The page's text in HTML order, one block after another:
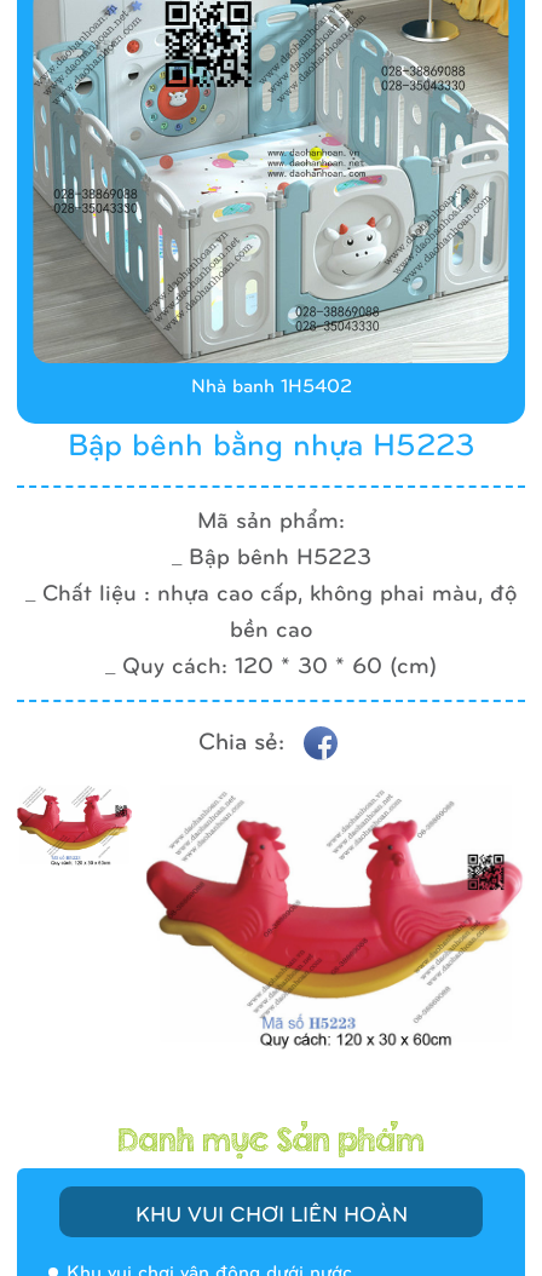
KHU VUI CHƠI LIÊN HOÀN
Khu vui chơi vận động dưới nước
Bập bênh bằng nhựa H5223
Mã sản phẩm:
_ Bập bênh H5223
_ Chất liệu : nhựa cao cấp, không phai màu, độ
bền cao
_ Quy cách: 120 * 30 * 60 (cm)
Chia sẻ:
Nhà banh 1H5402